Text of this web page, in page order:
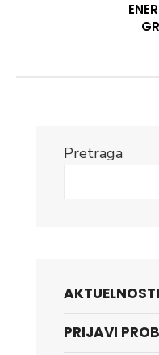
Pretraga
AKTUELNOSTI
PRIJAVI